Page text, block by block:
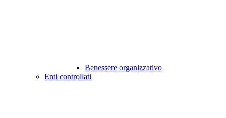
Benessere organizzativo
Enti controllati